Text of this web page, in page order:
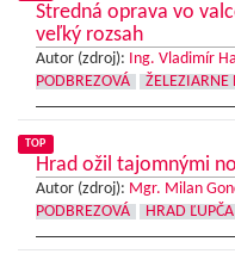
Stredná oprava vo
veľký rozsah
Autor (zdroj): Ing. Vladimír
PODBREZOVÁ
TOP
Hrad ožil tajomnými
Autor (zdroj): Mgr. Milan
PODBREZOVÁ
HRAD ĽUPČA